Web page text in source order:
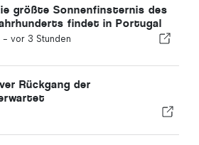
größte Sonnenfinsternis des
findet in Portugal
- vor 3 Stunden
Rückgang der